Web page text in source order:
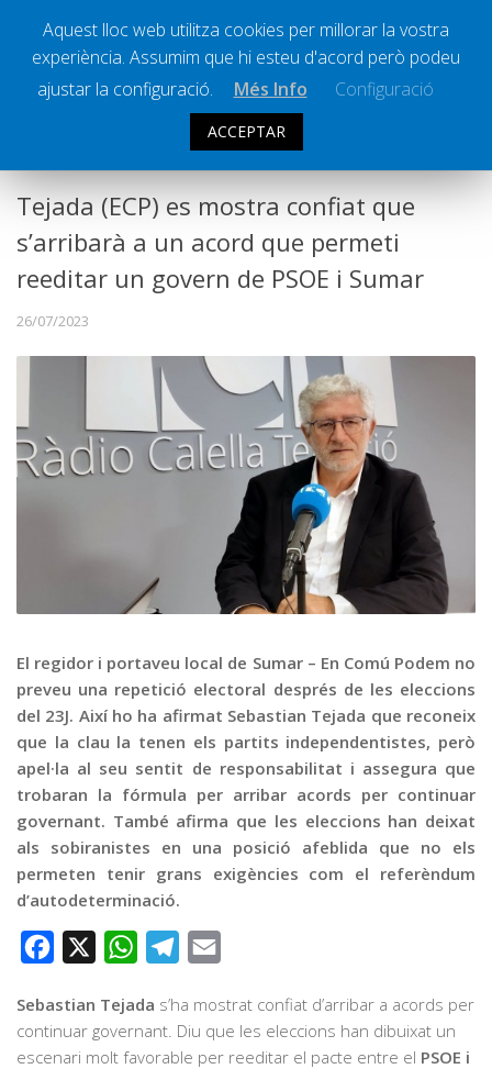
Societat
Transmissions Esportives
Vídeos
Ràdio Calella Televisió
Tejada (ECP) es mostra confiat que
s’arribarà a un acord que permeti
reeditar un govern de PSOE i Sumar
26/07/2023
El regidor i portaveu local de Sumar – En Comú Podem no
preveu una repetició electoral després de les eleccions
del 23J. Així ho ha afirmat Sebastian Tejada que reconeix
que la clau la tenen els partits independentistes, però
apel·la al seu sentit de responsabilitat i assegura que
trobaran la fórmula per arribar acords per continuar
governant. També afirma que les eleccions han deixat
als sobiranistes en una posició afeblida que no els
permeten tenir grans exigències com el referèndum
d’autodeterminació.
Facebook WhatsAppTelegram
Sebastian Tejada s’ha mostrat confiat d’arribar a acords per
continuar governant. Diu que les eleccions han dibuixat un
escenari molt favorable per reeditar el pacte entre el PSOE i
Aquest lloc web utilitza cookies per millorar la vostra
experiència. Assumim que hi esteu d'acord però podeu
ajustar la configuració.
Més Info Configuració
ACCEPTAR